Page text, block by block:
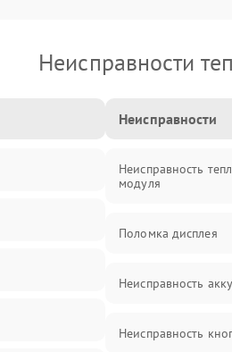
Неисправности
Неисправности
Неисправность
модуля
Поломка дисплея
Неисправность
Неисправность